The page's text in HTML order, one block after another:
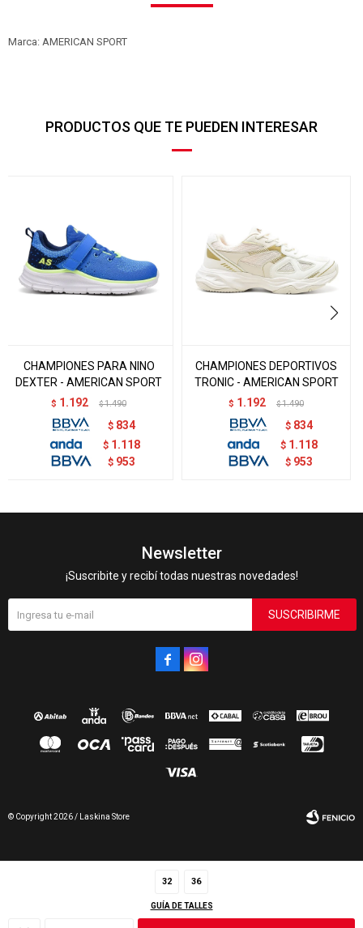
32 36
GUÍA DE TALLES
Marca: AMERICAN SPORT
PRODUCTOS QUE TE PUEDEN INTERESAR
CHAMPIONES PARA NINO
DEXTER - AMERICAN SPORT
$ 1.192 $ 1.490
$ 834
$ 1.118
$ 953
CHAMPIONES DEPORTIVOS
TRONIC - AMERICAN SPORT
$ 1.192 $ 1.490
$ 834
$ 1.118
$ 953
Newsletter
¡Suscribite y recibí todas nuestras novedades!
SUSCRIBIRME
 
© Copyright 2026 / Laskina Store